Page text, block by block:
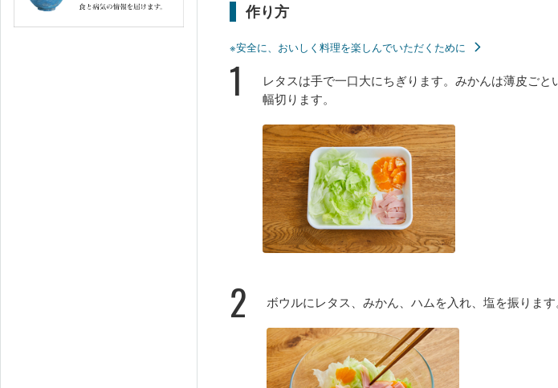
作り方
※安全に、おいしく料理を楽しんでいただくために
1
レタスは手で一口大にちぎります。みかんは薄皮ご
幅切ります。
2 ボウルにレタス、みかん、ハムを入れ、塩を振ります